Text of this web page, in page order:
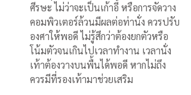
ศีรษะ ไม่ว่าจะเป็นเก้าอี้ หรือการจัดวาง
คอมพิวเตอร์ล้วนมีผลต่อท่านั่ง ควรปรับ
องศาให้พอดี ไม่รู้สึกว่าต้องยกตัวหรือ
โน้มตัวจนเกินไปเวลาทำงาน เวลานั่ง
เท้าต้องวางบนพื้นได้พอดี หากไม่ถึง
ควรมีที่รองเท้ามาช่วยเสริม